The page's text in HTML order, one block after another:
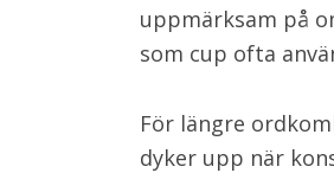
uppmärksam på
som cup ofta
För längre
dyker upp när